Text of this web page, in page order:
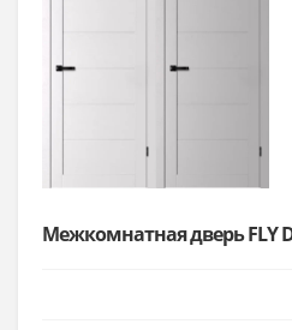
Межкомнатная дверь FLY